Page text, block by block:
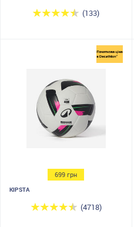
(133)
699 грн
KIPSTA
(4718)